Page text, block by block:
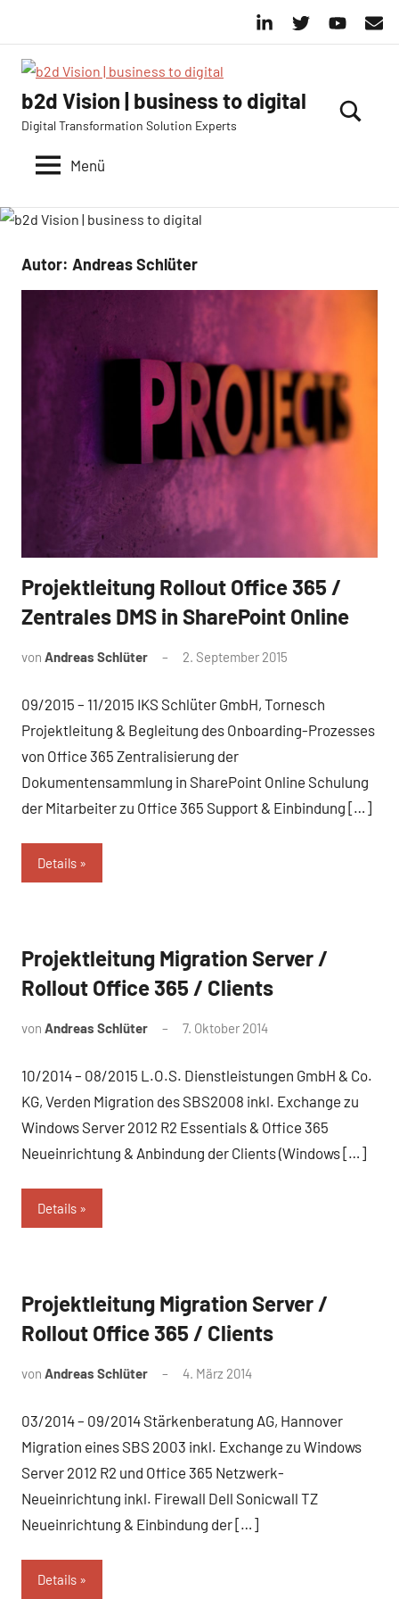
springen
LinkedInTwitterYouTube
E-
Mail
b2d Vision | business to digital
Digital Transformation Solution Experts
Menü
Autor: Andreas Schlüter
Referenz
Projektleitung Rollout Office 365 /
Zentrales DMS in SharePoint Online
von Andreas Schlüter 2. September 2015
09/2015 – 11/2015 IKS Schlüter GmbH, Tornesch
Projektleitung & Begleitung des Onboarding-Prozesses
von Office 365 Zentralisierung der
Dokumentensammlung in SharePoint Online Schulung
der Mitarbeiter zu Office 365 Support & Einbindung […]
Details
Referenz
Projektleitung Migration Server /
Rollout Office 365 / Clients
von Andreas Schlüter 7. Oktober 2014
10/2014 – 08/2015 L.O.S. Dienstleistungen GmbH & Co.
KG, Verden Migration des SBS2008 inkl. Exchange zu
Windows Server 2012 R2 Essentials & Office 365
Neueinrichtung & Anbindung der Clients (Windows […]
Details
Referenz
Projektleitung Migration Server /
Rollout Office 365 / Clients
von Andreas Schlüter 4. März 2014
03/2014 – 09/2014 Stärkenberatung AG, Hannover
Migration eines SBS 2003 inkl. Exchange zu Windows
Server 2012 R2 und Office 365 Netzwerk-
Neueinrichtung inkl. Firewall Dell Sonicwall TZ
Neueinrichtung & Einbindung der […]
Details